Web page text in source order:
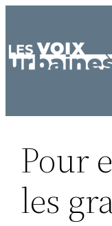
contenu
Pour
les